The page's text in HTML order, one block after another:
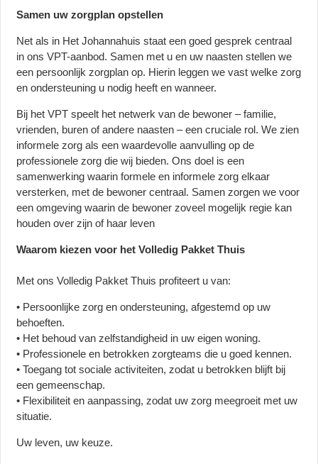
Samen uw zorgplan opstellen
Net als in Het Johannahuis staat een goed gesprek centraal
in ons VPT-aanbod. Samen met u en uw naasten stellen we
een persoonlijk zorgplan op. Hierin leggen we vast welke zorg
en ondersteuning u nodig heeft en wanneer.
Bij het VPT speelt het netwerk van de bewoner – familie,
vrienden, buren of andere naasten – een cruciale rol. We zien
informele zorg als een waardevolle aanvulling op de
professionele zorg die wij bieden. Ons doel is een
samenwerking waarin formele en informele zorg elkaar
versterken, met de bewoner centraal. Samen zorgen we voor
een omgeving waarin de bewoner zoveel mogelijk regie kan
houden over zijn of haar leven
Waarom kiezen voor het Volledig Pakket Thuis
Met ons Volledig Pakket Thuis profiteert u van:
• Persoonlijke zorg en ondersteuning, afgestemd op uw
behoeften.
• Het behoud van zelfstandigheid in uw eigen woning.
• Professionele en betrokken zorgteams die u goed kennen.
• Toegang tot sociale activiteiten, zodat u betrokken blijft bij
een gemeenschap.
• Flexibiliteit en aanpassing, zodat uw zorg meegroeit met uw
situatie.
Uw leven, uw keuze.